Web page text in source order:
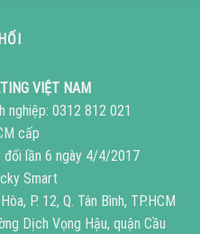
VIỆT NAM
nghiệp: 0312 812 021
cấp
đổi lần 6 ngày 4/4/2017
Smart
P. 12, Q. Tân Bình, TP.HCM
Dịch Vọng Hậu, quận Cầu